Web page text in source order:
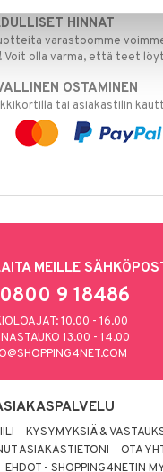
HINNAT
varastoomme
Voit olla varma, että teet
OSTAMINEN
tai asiakastilin
MEILLE
9 18486
10.00 - 16.00
13.00 - 14.00
KYSYMYKSIÄ &
ASIAKASTIETONI
OTA
EHDOT - SHOPPING4NETIN